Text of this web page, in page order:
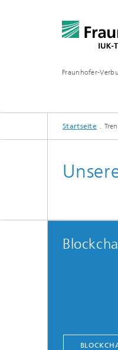
Fraunhofer-
NEWS
ÜBER DEN
WISSEN UND
Startseite